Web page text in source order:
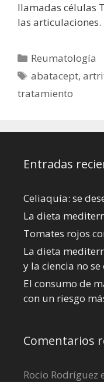
llamadas células
las articulaciones.
Categorías
Reumatología
Etiquetas
abatacept,
tratamiento
Entradas
Celiaquía: se
La dieta
Tomates rojos
La dieta
y la ciencia no
El consumo de
con un riesgo
Comentarios
Rocio Rodríguez